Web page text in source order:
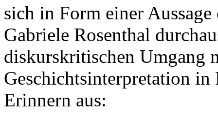
sich in Form einer
Gabriele Rosenthal
diskurskritischen Umgang
Geschichtsinterpretation
Erinnern aus: